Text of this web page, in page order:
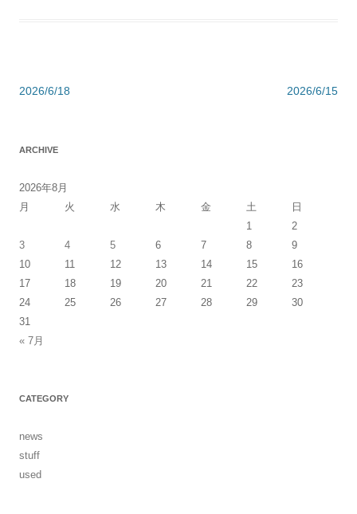
投
ー
ョ
ン
2026/6/15
2026/6/18
ARCHIVE
2026年8月
月
火 水 木 金 土
日
1
2
3
4 5 6 7 8
9
10
11 12 13 14 15
16
17
18 19 20 21 22
23
24
25 26 27 28 29
30
31
« 7月
CATEGORY
news
stuff
used